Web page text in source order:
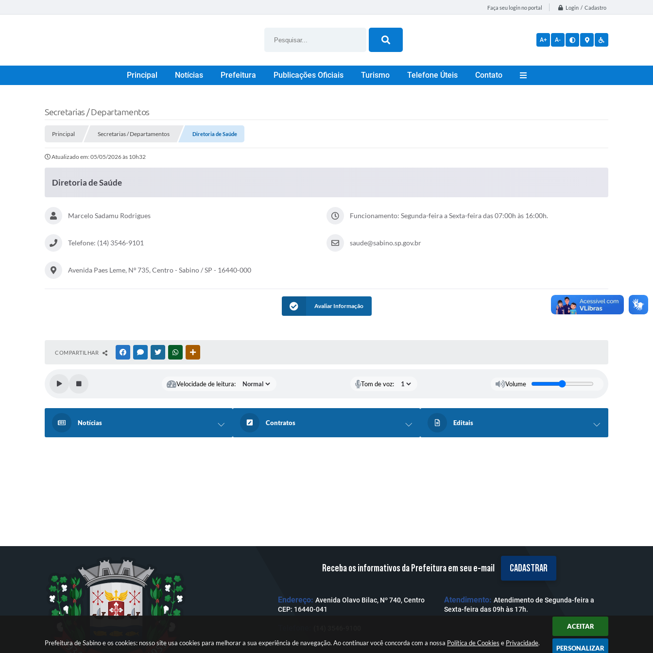
Prefeitura de Sabino e os cookies: nosso site usa cookies para melhorar a sua experiência de navegação. Ao continuar você concorda com a nossa Política de Cookies e Privacidade.
ACEITAR
PERSONALIZAR
Faça seu login no portal Login / Cadastro
A+ A-
Principal Notícias Prefeitura Publicações Oficiais Turismo Telefone Úteis Contato
Secretarias / Departamentos
Principal Secretarias / Departamentos Diretoria de Saúde
Atualizado em: 05/05/2026 às 10h32
Diretoria de Saúde
Marcelo Sadamu Rodrigues Funcionamento: Segunda-feira a Sexta-feira das 07:00h às 16:00h.
Telefone: (14) 3546-9101 saude@sabino.sp.gov.br
Avenida Paes Leme, Nº 735, Centro - Sabino / SP - 16440-000
Avaliar Informação
COMPARTILHAR FACEBOOKMESSENGER
TWITTERWHATSAPP
Velocidade de leitura: Tom de voz: Volume
Notícias Contratos Editais
Receba os informativos da Prefeitura em seu e-mail CADASTRAR
Endereço: Avenida Olavo Bilac, Nº 740, Centro
CEP: 16440-041
Atendimento: Atendimento de Segunda-feira a
Sexta-feira das 09h às 17h.